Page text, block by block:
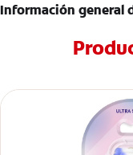
Información general